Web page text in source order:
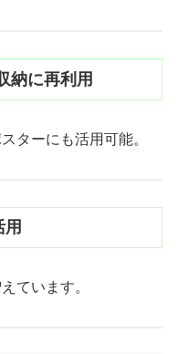
納に再利用
ターにも活用可能。
ています。